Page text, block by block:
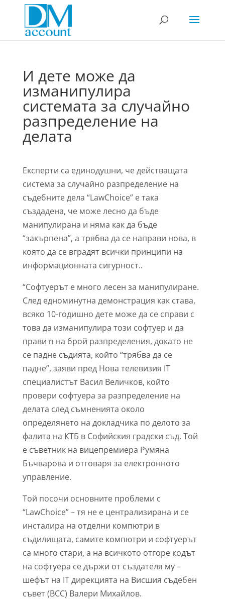
И дете може да
изманипулира
системата за случайно
разпределение на
делата
Експерти са единодушни, че действащата
система за случайно разпределение на
съдебните дела “LawChoice” е така
създадена, че може лесно да бъде
манипулирана и няма как да бъде
“закърпена”, а трябва да се направи нова, в
която да се вградят всички принципи на
информационната сигурност..
“Софтуерът е много лесен за манипулиране.
След едноминутна демонстрация как става,
всяко 10-годишно дете може да се справи с
това да изманипулира този софтуер и да
прави n на брой разпределения, докато не
се падне съдията, който “трябва да се
падне”, заяви пред Нова телевизия IT
специалистът Васил Величков, който
провери софтуера за разпределение на
делата след съмненията около
определянето на докладчика по делото за
фалита на КТБ в Софийския градски съд. Той
е съветник на вицепремиера Румяна
Бъчварова и отговаря за електронното
управление.
Той посочи основните проблеми с
“LawChoice” – тя не е централизирана и се
инсталира на отделни компютри в
съдилищата, самите компютри и софтуерът
са много стари, а на всичкото отгоре кодът
на софтуера се държи от създателя му –
шефът на IT дирекцията на Висшия съдебен
съвет (ВСС) Валери Михайлов.